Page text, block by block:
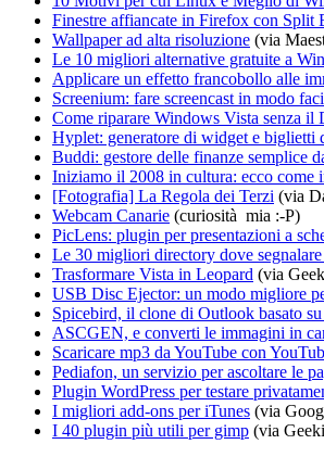
Finestre affiancate in Firefox con Split
Wallpaper ad alta risoluzione (via
Le 10 migliori alternative gratuite a
Applicare un effetto francobollo alle
Screenium: fare screencast in modo
Come riparare Windows Vista senza il
Hyplet: generatore di widget e biglietti
Buddi: gestore delle finanze semplice
Iniziamo il 2008 in cultura: ecco come
[Fotografia] La Regola dei Terzi (via
Webcam Canarie (curiosità mia :-P)
PicLens: plugin per presentazioni a
Le 30 migliori directory dove
Trasformare Vista in Leopard (via
USB Disc Ejector: un modo migliore
Spicebird, il clone di Outlook basato
ASCGEN, e converti le immagini in
Scaricare mp3 da YouTube con
Pediafon, un servizio per ascoltare le
Plugin WordPress per testare
I migliori add-ons per iTunes (via
I 40 plugin più utili per gimp (via